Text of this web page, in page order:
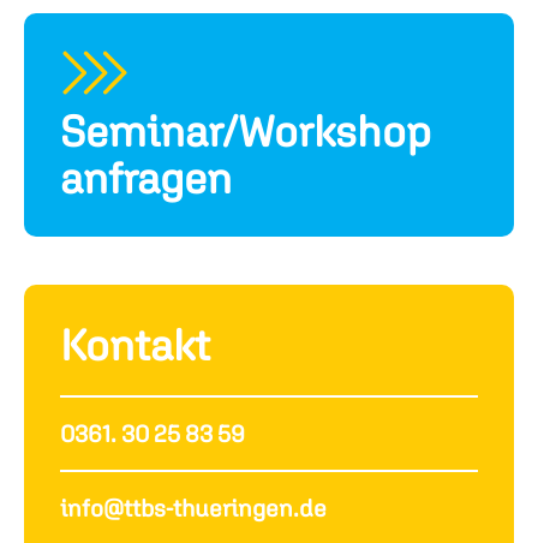
Seminar/Workshop
anfragen
Kontakt
0361. 30 25 83 59
info@ttbs-thueringen.de